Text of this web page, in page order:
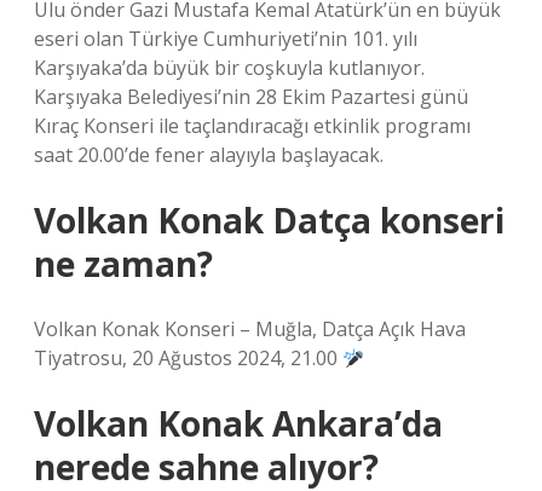
Ulu önder Gazi Mustafa Kemal Atatürk’ün en büyük
eseri olan Türkiye Cumhuriyeti’nin 101. yılı
Karşıyaka’da büyük bir coşkuyla kutlanıyor.
Karşıyaka Belediyesi’nin 28 Ekim Pazartesi günü
Kıraç Konseri ile taçlandıracağı etkinlik programı
saat 20.00’de fener alayıyla başlayacak.
Volkan Konak Datça konseri
ne zaman?
Volkan Konak Konseri – Muğla, Datça Açık Hava
Tiyatrosu, 20 Ağustos 2024, 21.00
Volkan Konak Ankara’da
nerede sahne alıyor?